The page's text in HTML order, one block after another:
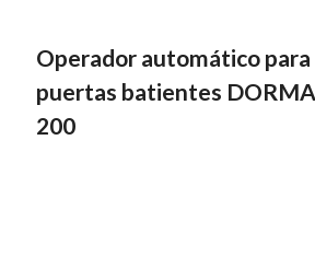
Operador automático para
puertas batientes
200